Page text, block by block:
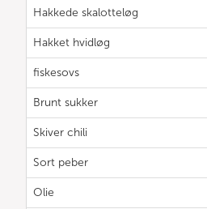
Hakkede skalotteløg
Hakket hvidløg
fiskesovs
Brunt sukker
Skiver chili
Sort peber
Olie